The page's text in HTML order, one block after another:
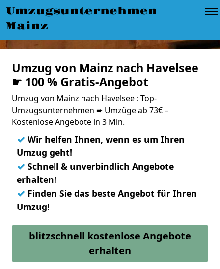
Umzugsunternehmen
Mainz
Umzug von Mainz nach Havelsee
☛ 100 % Gratis-Angebot
Umzug von Mainz nach Havelsee : Top-
Umzugsunternehmen ➨ Umzüge ab 73€ –
Kostenlose Angebote in 3 Min.
✓ Wir helfen Ihnen, wenn es um Ihren
Umzug geht!
✓ Schnell & unverbindlich Angebote
erhalten!
✓ Finden Sie das beste Angebot für Ihren
Umzug!
blitzschnell kostenlose Angebote
erhalten